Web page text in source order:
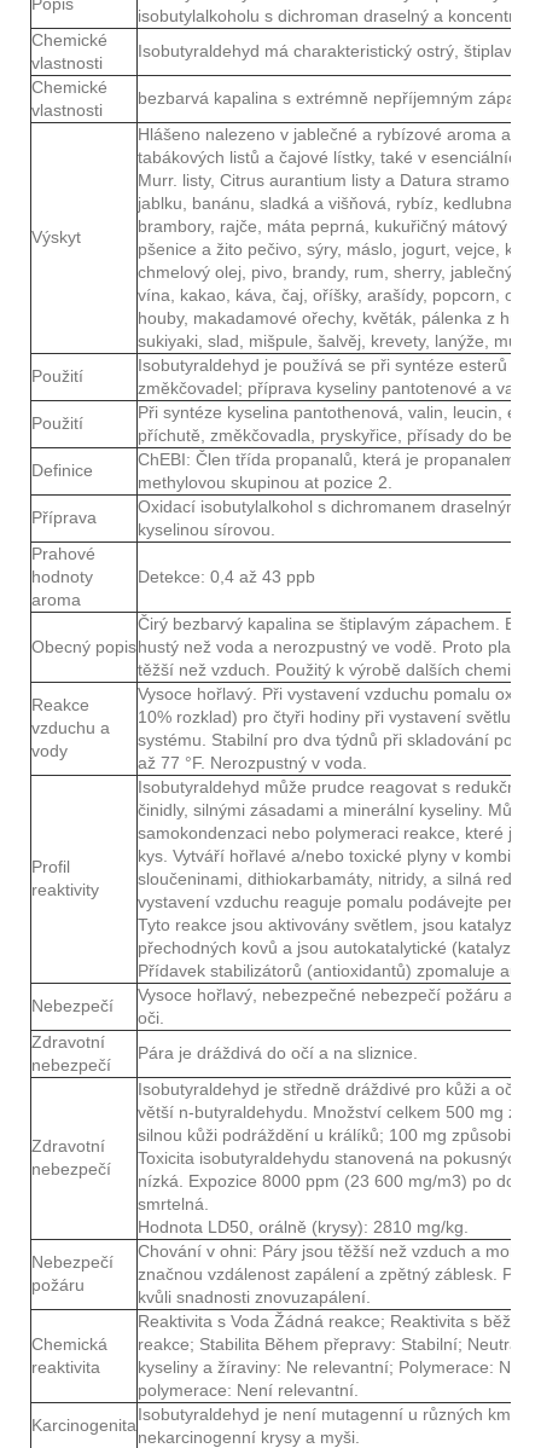
isobutylalkoholu s dichroman draselný a
Chemické
vlastnosti
Isobutyraldehyd má charakteristický ostrý, štiplavý
Chemické
vlastnosti
bezbarvá kapalina s extrémně nepříjemným
Výskyt
Hlášeno nalezeno v jablečné a rybízové ​​aroma a v
tabákových listů a čajové lístky, také v esenciálních
Murr. listy, Citrus aurantium listy a Datura
jablku, banánu, sladká a višňová, rybíz, kedlubna,
brambory, rajče, máta peprná, kukuřičný mátový a
pšenice a žito pečivo, sýry, máslo, jogurt, vejce,
chmelový olej, pivo, brandy, rum, sherry, jablečný
vína, kakao, káva, čaj, oříšky, arašídy, popcorn,
houby, makadamové ořechy, květák, pálenka z
sukiyaki, slad, mišpule, šalvěj, krevety, lanýže,
Použití
Isobutyraldehyd je používá se při syntéze esterů
změkčovadel; příprava kyseliny pantotenové a
Použití
Při syntéze kyselina pantothenová, valin, leucin,
příchutě, změkčovadla, pryskyřice, přísady do
Definice
ChEBI: Člen třída propanalů, která je propanalem
methylovou skupinou at pozice 2.
Příprava
Oxidací isobutylalkohol s dichromanem draselným
kyselinou sírovou.
Prahové
hodnoty
aroma
Detekce: 0,4 až 43 ppb
Obecný popis
Čirý bezbarvý kapalina se štiplavým zápachem. Bod
hustý než voda a nerozpustný ve vodě. Proto plave
těžší než vzduch. Použitý k výrobě dalších
Reakce
vzduchu a
vody
Vysoce hořlavý. Při vystavení vzduchu pomalu
10% rozklad) pro čtyři hodiny při vystavení světlu a
systému. Stabilní pro dva týdnů při skladování pod
až 77 °F. Nerozpustný v voda.
Profil
reaktivity
Isobutyraldehyd může prudce reagovat s
činidly, silnými zásadami a minerální kyseliny. Může
samokondenzaci nebo polymeraci reakce, které
kys. Vytváří hořlavé a/nebo toxické plyny v
sloučeninami, dithiokarbamáty, nitridy, a silná
vystavení vzduchu reaguje pomalu podávejte
Tyto reakce jsou aktivovány světlem, jsou
přechodných kovů a jsou autokatalytické
Přídavek stabilizátorů (antioxidantů) zpomaluje
Nebezpečí
Vysoce hořlavý, nebezpečné nebezpečí požáru a
oči.
Zdravotní
nebezpečí
Pára je dráždivá do očí a na sliznice.
Zdravotní
nebezpečí
Isobutyraldehyd je středně dráždivé pro kůži a oči;
větší n-butyraldehydu. Množství celkem 500 mg za
silnou kůži podráždění u králíků; 100 mg způsobilo
Toxicita isobutyraldehydu stanovená na pokusných
nízká. Expozice 8000 ppm (23 600 mg/m3) po
smrtelná.
Hodnota LD50, orálně (krysy): 2810 mg/kg.
Nebezpečí
požáru
Chování v ohni: Páry jsou těžší než vzduch a
značnou vzdálenost zapálení a zpětný záblesk.
kvůli snadnosti znovuzapálení.
Chemická
reaktivita
Reaktivita s Voda Žádná reakce; Reaktivita s
reakce; Stabilita Během přepravy: Stabilní;
kyseliny a žíraviny: Ne relevantní; Polymerace:
polymerace: Není relevantní.
Karcinogenita
Isobutyraldehyd je není mutagenní u různých
nekarcinogenní krysy a myši.